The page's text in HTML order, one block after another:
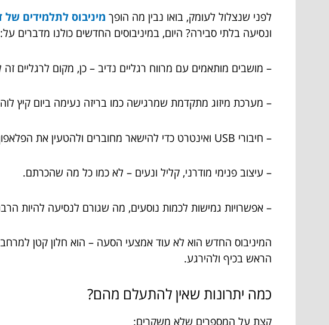
לפני שנצלול לעומק, בואו נבין מה הופך מיניבוס לתלמידים של
ונסיעה בלתי סבירה? היום, במיניבוסים החדשים כולנו מדברים על:
– מושבים מותאמים עם מרווח רגליים נדיב – כן, מקום לרגליים
– מערכת מיזוג מתקדמת שמרגישה כמו בריזה נעימה ביום קיץ
– חיבורי USB ואינטרט כדי להישאר מחוברים ולהטעין את הפלאפון ללא סטרס.
– עיצוב פנימי מודרני, קליל ונעים – לא כמו כל מה שהכרתם.
– אפשרויות גמישות לכמות נוסעים, מה שגורם לנסיעה להיות
המיניבוס החדש הוא לא עוד אמצעי הסעה – הוא חלון קטן
הראש בכיף ולהירגע.
כמה יתרונות שאין להתעלם מהם?
קצת על המספרים שלא משקרים: